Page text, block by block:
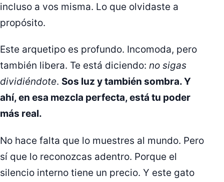
incluso a vos misma. Lo que olvidaste a
propósito.
Este arquetipo es profundo. Incomoda, pero
también libera. Te está diciendo: no sigas
dividiéndote. Sos luz y también sombra. Y
ahí, en esa mezcla perfecta, está tu poder
más real.
No hace falta que lo muestres al mundo. Pero
sí que lo reconozcas adentro. Porque el
silencio interno tiene un precio. Y este gato